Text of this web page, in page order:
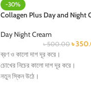
-30%
Collagen Plus Day and Night
Day Night Cream
৳500.00 ৳
ব্রণ ও কালো দাগ দূর করে।
চোখের নিচের কালো দাগ দূর করে।
নতুন স্কিন উঠে।